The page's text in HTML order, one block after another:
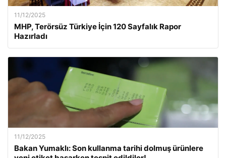
11/12/2025
MHP, Terörsüz Türkiye İçin 120 Sayfalık Rapor
Hazırladı
11/12/2025
Bakan Yumaklı: Son kullanma tarihi dolmuş ürünlere